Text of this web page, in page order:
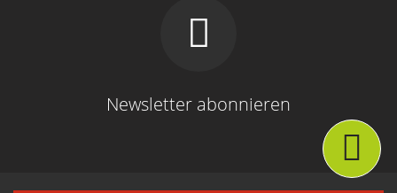
Newsletter abonnieren